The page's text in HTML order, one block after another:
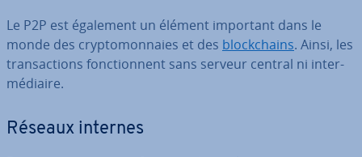
Le P2P est également un élément important dans le
monde des cryp­to­mon­naies et des blo­ck­chains. Ainsi, les
tran­sac­tions fonc­tion­nent sans serveur central ni in­ter­
mé­diaire.
Réseaux internes